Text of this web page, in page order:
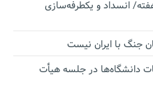
انسداد و یکطرفه‌سازی
جنگ با ایران نیست
دانشگاه‌ها در جلسه هیأت